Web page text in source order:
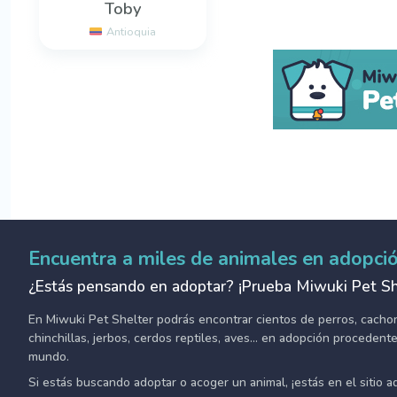
Toby
Antioquia
Encuentra a miles de animales en
¿Estás pensando en adoptar? ¡Prueba Miwuki Pet
En Miwuki Pet Shelter podrás encontrar cientos de perros,
chinchillas, jerbos, cerdos reptiles, aves... en adopción
mundo.
Si estás buscando adoptar o acoger un animal, ¡estás en el sitio